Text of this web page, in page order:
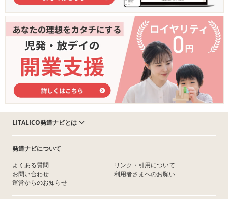
LITALICO発達ナビとは
発達ナビについて
よくある質問
お問い合わせ
運営からのお知らせ
リンク・引用について
利用者さまへのお願い